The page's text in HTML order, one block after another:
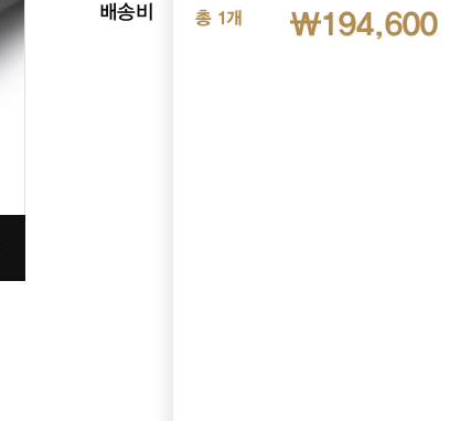
총 1개 ₩194,600
배송비 무료배송